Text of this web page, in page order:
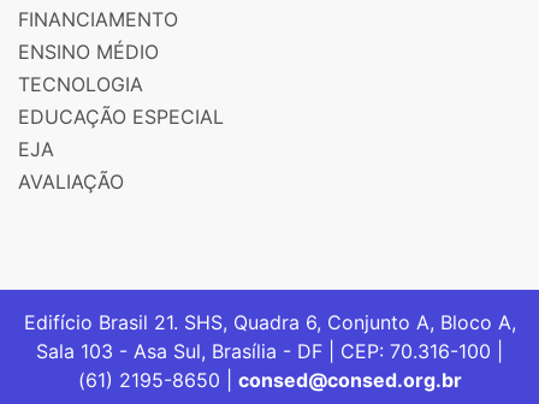
FINANCIAMENTO
ENSINO MÉDIO
TECNOLOGIA
EDUCAÇÃO ESPECIAL
EJA
AVALIAÇÃO
Edifício Brasil 21. SHS, Quadra 6, Conjunto A, Bloco A,
Sala 103 - Asa Sul, Brasília - DF | CEP: 70.316-100 |
(61) 2195-8650 | consed@consed.org.br